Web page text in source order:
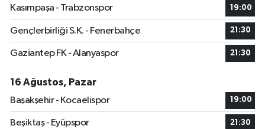
Kasımpaşa - Trabzonspor 19:00
Gençlerbirliği S.K. - Fenerbahçe 21:30
Gaziantep FK - Alanyaspor 21:30
16 Ağustos, Pazar
Başakşehir - Kocaelispor
19:00
Beşiktaş - Eyüpspor 21:30